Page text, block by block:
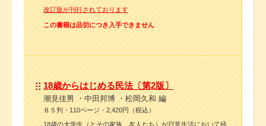
改訂版が刊行されております
この書籍は品切につき入手できません
18歳からはじめる民法〔第2版〕
潮見佳男 ・中田邦博 ・松岡久和 編
Ｂ５判・110ページ・2,420円（税込）
18歳の大学生（とその家族、友人たち）が日常生活において経